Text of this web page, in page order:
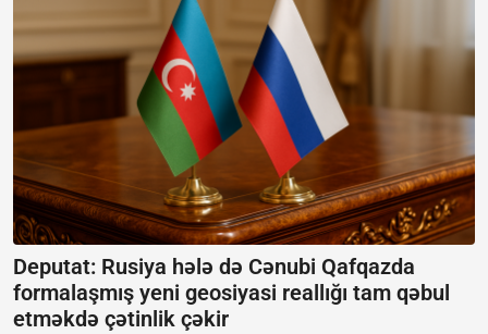
Deputat: Rusiya hələ də Cənubi Qafqazda
formalaşmış yeni geosiyasi reallığı tam qəbul
etməkdə çətinlik çəkir